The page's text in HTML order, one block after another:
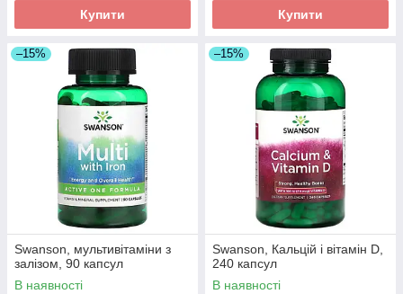
Купити Купити
–15%
Swanson, мультивітаміни з
залізом, 90 капсул
В наявності
–15%
Swanson, Кальцій і вітамін D,
240 капсул
В наявності